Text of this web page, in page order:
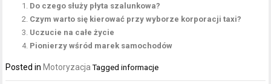
Do czego służy płyta szalunkowa?
Czym warto się kierować przy wyborze korporacji taxi?
Uczucie na całe życie
Pionierzy wśród marek samochodów
Posted in Motoryzacja Taggedinformacje